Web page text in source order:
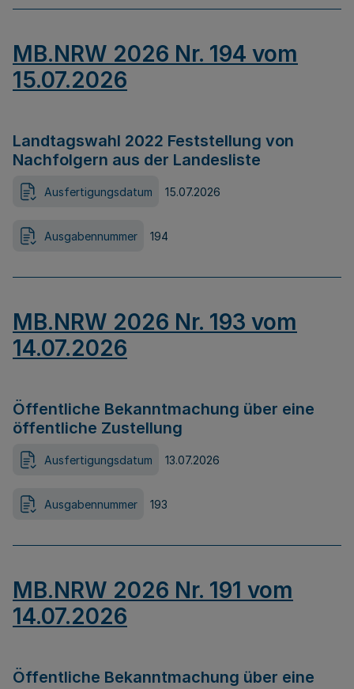
MB.NRW 2026 Nr. 194 vom
15.07.2026
Landtagswahl 2022 Feststellung von
Nachfolgern aus der Landesliste
Ausfertigungsdatum 15.07.2026
Ausgabennummer 194
MB.NRW 2026 Nr. 193 vom
14.07.2026
Öffentliche Bekanntmachung über eine
öffentliche Zustellung
Ausfertigungsdatum 13.07.2026
Ausgabennummer 193
MB.NRW 2026 Nr. 191 vom
14.07.2026
Öffentliche Bekanntmachung über eine